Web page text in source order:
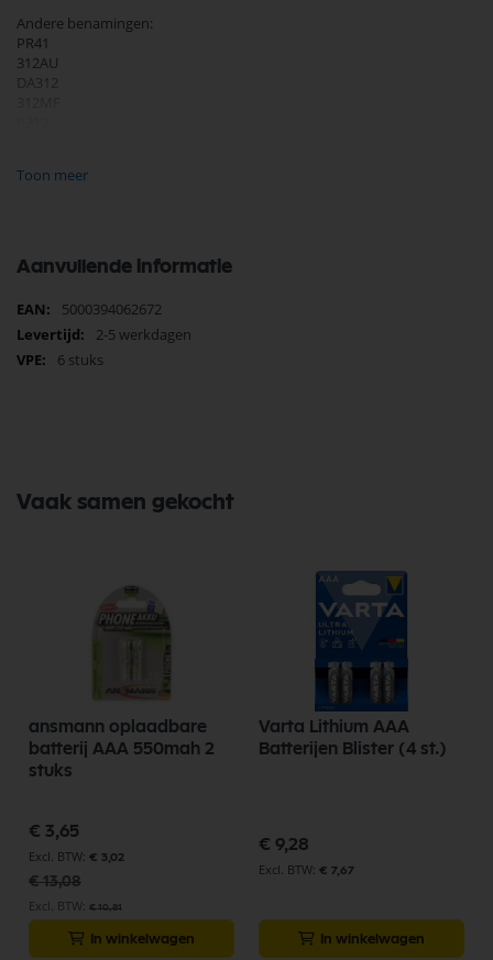
Andere benamingen:
PR41
312AU
DA312
PR312H
Toon meer
Aanvullende informatie
Meer
informatie
5000394062672
2-5 werkdagen
6 stuks
Vaak samen gekocht
ansmann oplaadbare
batterij AAA 550mah 2
stuks
Speciale
prijs
€ 3,65
€ 3,02
€ 13,08
€ 10,81
In winkelwagen
Varta Lithium AAA
Batterijen Blister (4 st.)
€ 9,28
€ 7,67
In winkelwagen